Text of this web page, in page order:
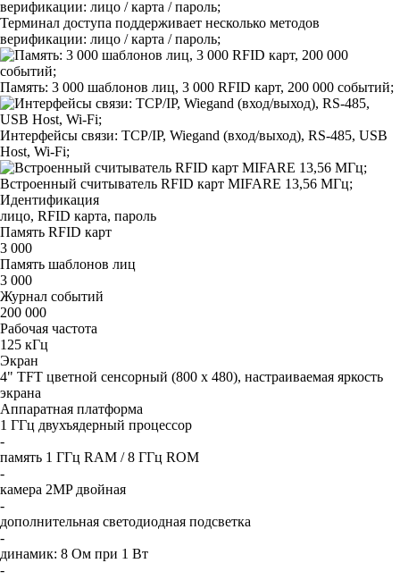
Терминал доступа поддерживает несколько методов
верификации: лицо / карта / пароль;
Память: 3 000 шаблонов лиц, 3 000 RFID карт, 200 000 событий;
Интерфейсы связи: TCP/IP, Wiegand (вход/выход), RS-485, USB
Host, Wi-Fi;
Встроенный считыватель RFID карт MIFARE 13,56 МГц;
Идентификация
лицо, RFID карта, пароль
Память RFID карт
3 000
Память шаблонов лиц
3 000
Журнал событий
200 000
Рабочая частота
125 кГц
Экран
4" TFT цветной сенсорный (800 х 480), настраиваемая яркость
экрана
Аппаратная платформа
1 ГГц двухъядерный процессор
-
память 1 ГГц RAM / 8 ГГц ROM
-
камера 2MP двойная
-
дополнительная светодиодная подсветка
-
динамик: 8 Ом при 1 Вт
-